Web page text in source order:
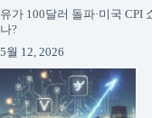
유가 100달러 돌파·미국 CPI
나?
5월 12, 2026